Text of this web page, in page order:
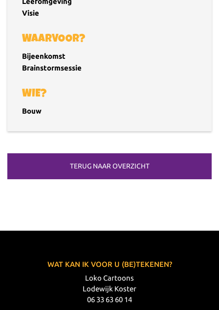
Visie
WAARVOOR?
Bijeenkomst
Brainstormsessie
WIE?
Bouw
TERUG NAAR OVERZICHT
WAT KAN IK VOOR U (BE)TEKENEN?
Loko Cartoons
Lodewijk Koster
06 33 63 60 14